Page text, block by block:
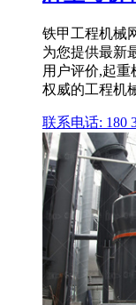
铁甲工程机械
为您提供最新
用户评价,起
权威的工程机
联系电话: 180